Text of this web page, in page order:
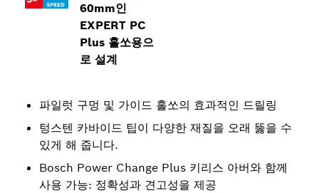
60mm인
EXPERT PC
Plus 홀쏘용으
로 설계
파일럿 구멍 및 가이드 홀쏘의 효과적인 드릴링
텅스텐 카바이드 팁이 다양한 재질을 오래 뚫을 수
있게 해 줍니다.
Bosch Power Change Plus 키리스 아버와 함께
사용 가능: 정확성과 견고성을 제공